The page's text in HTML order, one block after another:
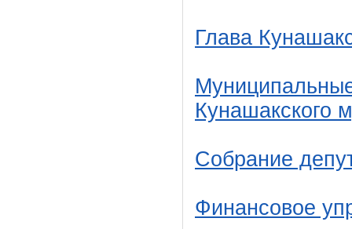
Глава
Кунашакского
Собрание
Финансовое